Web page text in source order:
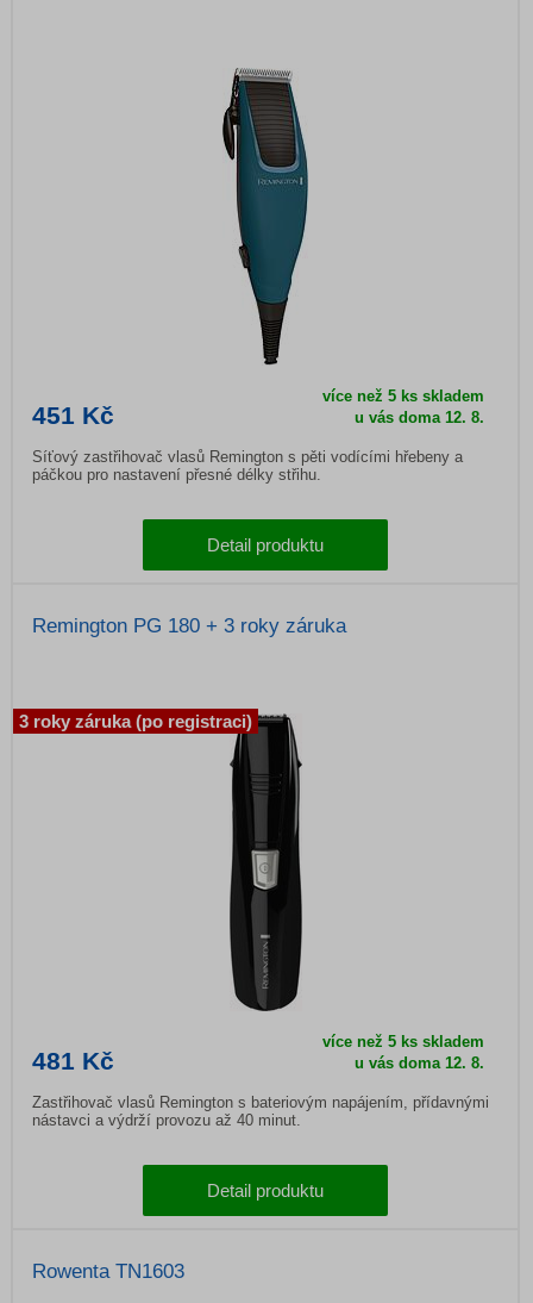
451 Kč
více než 5 ks skladem
u vás doma12. 8.
Síťový zastřihovač vlasů Remington s pěti vodícími hřebeny a
páčkou pro nastavení přesné délky střihu.
Detail produktu
Remington PG 180 + 3 roky záruka
481 Kč
více než 5 ks skladem
u vás doma12. 8.
Zastřihovač vlasů Remington s bateriovým napájením, přídavnými
nástavci a výdrží provozu až 40 minut.
Detail produktu
3 roky záruka (po registraci)
Rowenta TN1603